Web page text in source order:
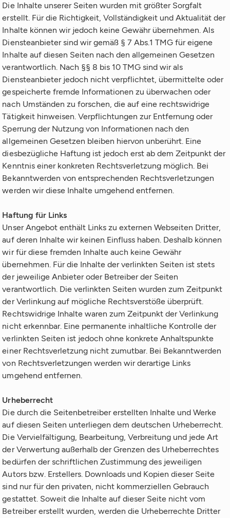
Die Inhalte unserer Seiten wurden mit größter Sorgfalt
erstellt. Für die Richtigkeit, Vollständigkeit und Aktualität der
Inhalte können wir jedoch keine Gewähr übernehmen. Als
Diensteanbieter sind wir gemäß § 7 Abs.1 TMG für eigene
Inhalte auf diesen Seiten nach den allgemeinen Gesetzen
verantwortlich. Nach §§ 8 bis 10 TMG sind wir als
Diensteanbieter jedoch nicht verpflichtet, übermittelte oder
gespeicherte fremde Informationen zu überwachen oder
nach Umständen zu forschen, die auf eine rechtswidrige
Tätigkeit hinweisen. Verpflichtungen zur Entfernung oder
Sperrung der Nutzung von Informationen nach den
allgemeinen Gesetzen bleiben hiervon unberührt. Eine
diesbezügliche Haftung ist jedoch erst ab dem Zeitpunkt der
Kenntnis einer konkreten Rechtsverletzung möglich. Bei
Bekanntwerden von entsprechenden Rechtsverletzungen
werden wir diese Inhalte umgehend entfernen.
Haftung für Links
Unser Angebot enthält Links zu externen Webseiten Dritter,
auf deren Inhalte wir keinen Einfluss haben. Deshalb können
wir für diese fremden Inhalte auch keine Gewähr
übernehmen. Für die Inhalte der verlinkten Seiten ist stets
der jeweilige Anbieter oder Betreiber der Seiten
verantwortlich. Die verlinkten Seiten wurden zum Zeitpunkt
der Verlinkung auf mögliche Rechtsverstöße überprüft.
Rechtswidrige Inhalte waren zum Zeitpunkt der Verlinkung
nicht erkennbar. Eine permanente inhaltliche Kontrolle der
verlinkten Seiten ist jedoch ohne konkrete Anhaltspunkte
einer Rechtsverletzung nicht zumutbar. Bei Bekanntwerden
von Rechtsverletzungen werden wir derartige Links
umgehend entfernen.
Urheberrecht
Die durch die Seitenbetreiber erstellten Inhalte und Werke
auf diesen Seiten unterliegen dem deutschen Urheberrecht.
Die Vervielfältigung, Bearbeitung, Verbreitung und jede Art
der Verwertung außerhalb der Grenzen des Urheberrechtes
bedürfen der schriftlichen Zustimmung des jeweiligen
Autors bzw. Erstellers. Downloads und Kopien dieser Seite
sind nur für den privaten, nicht kommerziellen Gebrauch
gestattet. Soweit die Inhalte auf dieser Seite nicht vom
Betreiber erstellt wurden, werden die Urheberrechte Dritter